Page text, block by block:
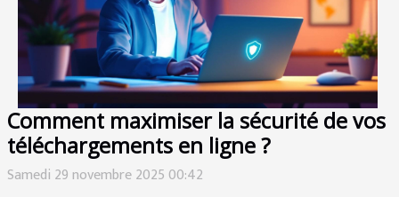
Comment maximiser la sécurité de vos
téléchargements en ligne ?
Samedi 29 novembre 2025 00:42